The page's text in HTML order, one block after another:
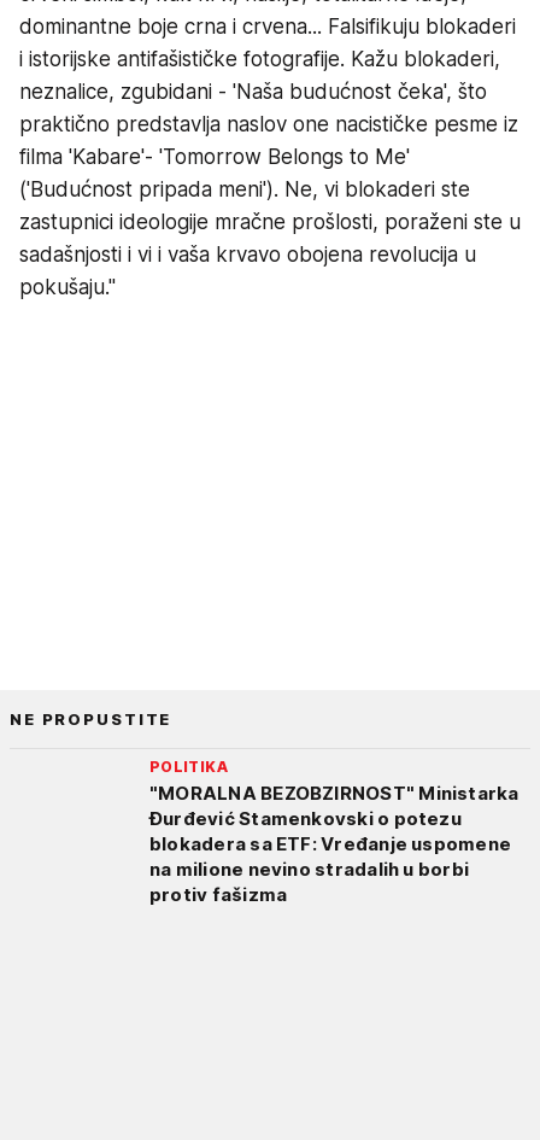
dominantne boje crna i crvena... Falsifikuju blokaderi
i istorijske antifašističke fotografije. Kažu blokaderi,
neznalice, zgubidani - 'Naša budućnost čeka', što
praktično predstavlja naslov one nacističke pesme iz
filma 'Kabare'- 'Tomorrow Belongs to Me'
('Budućnost pripada meni'). Ne, vi blokaderi ste
zastupnici ideologije mračne prošlosti, poraženi ste u
sadašnjosti i vi i vaša krvavo obojena revolucija u
pokušaju."
NE PROPUSTITE
POLITIKA
"MORALNA BEZOBZIRNOST" Ministarka
Đurđević Stamenkovski o potezu
blokadera sa ETF: Vređanje uspomene
na milione nevino stradalih u borbi
protiv fašizma